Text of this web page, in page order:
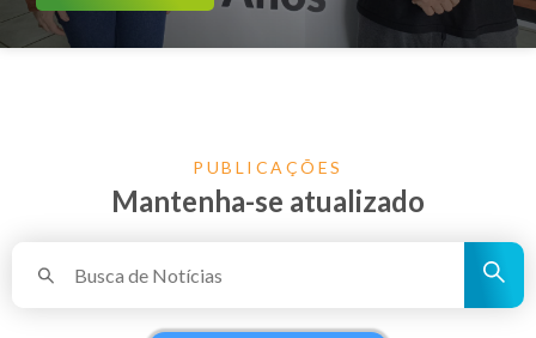
PUBLICAÇÕES
Mantenha-se atualizado